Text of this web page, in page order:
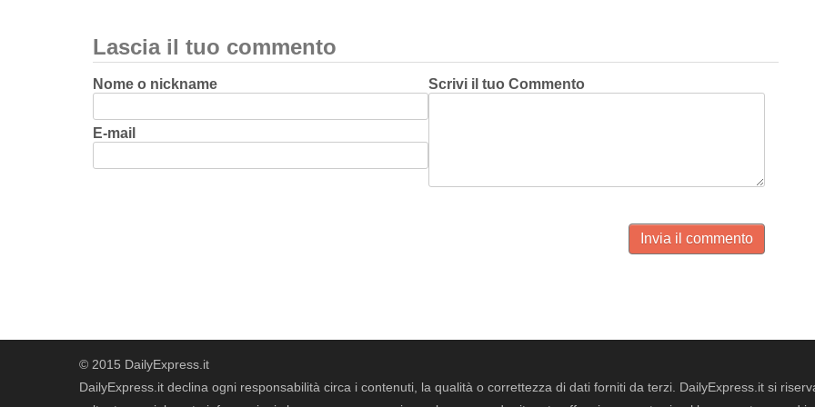
Lascia il tuo commento
Nome o nickname
E-mail
Scrivi il tuo Commento
Invia il commento
© 2015 DailyExpress.it
DailyExpress.it declina ogni responsabilità circa i contenuti, la qualità o correttezza di dati forniti da terzi. DailyExpress.it si